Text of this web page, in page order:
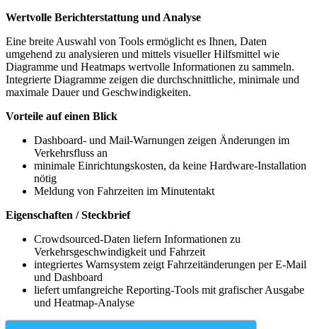
Wertvolle Berichterstattung und Analyse
Eine breite Auswahl von Tools ermöglicht es Ihnen, Daten
umgehend zu analysieren und mittels visueller Hilfsmittel wie
Diagramme und Heatmaps wertvolle Informationen zu sammeln.
Integrierte Diagramme zeigen die durchschnittliche, minimale und
maximale Dauer und Geschwindigkeiten.
Vorteile auf einen Blick
Dashboard- und Mail-Warnungen zeigen Änderungen im
Verkehrsfluss an
minimale Einrichtungskosten, da keine Hardware-Installation
nötig
Meldung von Fahrzeiten im Minutentakt
Eigenschaften / Steckbrief
Crowdsourced-Daten liefern Informationen zu
Verkehrsgeschwindigkeit und Fahrzeit
integriertes Warnsystem zeigt Fahrzeitänderungen per E-Mail
und Dashboard
liefert umfangreiche Reporting-Tools mit grafischer Ausgabe
und Heatmap-Analyse